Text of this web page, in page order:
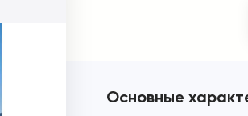
Основные